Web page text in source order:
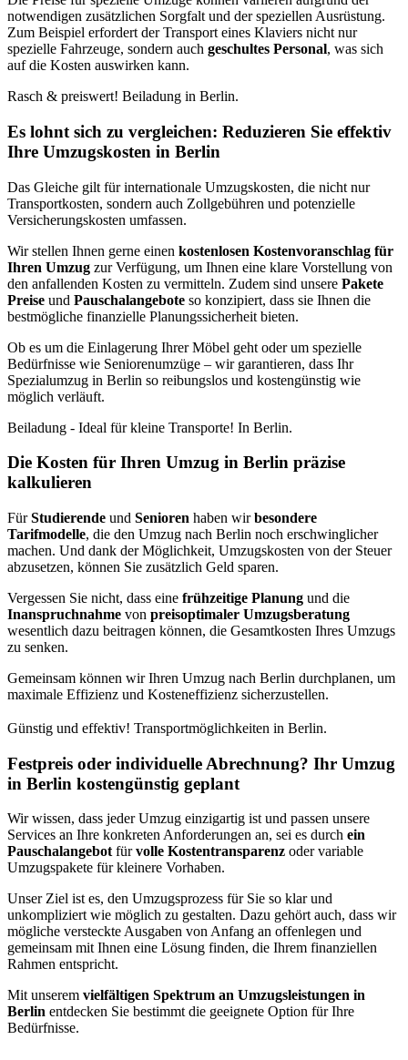
notwendigen zusätzlichen Sorgfalt und der speziellen Ausrüstung.
Zum Beispiel erfordert der Transport eines Klaviers nicht nur
spezielle Fahrzeuge, sondern auch geschultes Personal, was sich
auf die Kosten auswirken kann.
Rasch & preiswert! Beiladung in Berlin.
Es lohnt sich zu vergleichen: Reduzieren Sie effektiv
Ihre Umzugskosten in Berlin
Das Gleiche gilt für internationale Umzugskosten, die nicht nur
Transportkosten, sondern auch Zollgebühren und potenzielle
Versicherungskosten umfassen.
Wir stellen Ihnen gerne einen kostenlosen Kostenvoranschlag für
Ihren Umzug zur Verfügung, um Ihnen eine klare Vorstellung von
den anfallenden Kosten zu vermitteln. Zudem sind unsere Pakete
Preise und Pauschalangebote so konzipiert, dass sie Ihnen die
bestmögliche finanzielle Planungssicherheit bieten.
Ob es um die Einlagerung Ihrer Möbel geht oder um spezielle
Bedürfnisse wie Seniorenumzüge – wir garantieren, dass Ihr
Spezialumzug in Berlin so reibungslos und kostengünstig wie
möglich verläuft.
Beiladung - Ideal für kleine Transporte! In Berlin.
Die Kosten für Ihren Umzug in Berlin präzise
kalkulieren
FürStudierende und Senioren haben wirbesondere
Tarifmodelle, die den Umzug nach Berlin noch erschwinglicher
machen. Und dank der Möglichkeit, Umzugskosten von der Steuer
abzusetzen, können Sie zusätzlich Geld sparen.
Vergessen Sie nicht, dass eine frühzeitige Planung und die
Inanspruchnahme von preisoptimaler Umzugsberatung
wesentlich dazu beitragen können, die Gesamtkosten Ihres Umzugs
zu senken.
Gemeinsam können wir Ihren Umzug nach Berlin durchplanen, um
maximale Effizienz und Kosteneffizienz sicherzustellen.
Günstig und effektiv! Transportmöglichkeiten in Berlin.
Festpreis oder individuelle Abrechnung? Ihr Umzug
in Berlin kostengünstig geplant
Wir wissen, dass jeder Umzug einzigartig ist und passen unsere
Services an Ihre konkreten Anforderungen an, sei es durch ein
Pauschalangebot fürvolle Kostentransparenz oder variable
Umzugspakete für kleinere Vorhaben.
Unser Ziel ist es, den Umzugsprozess für Sie so klar und
unkompliziert wie möglich zu gestalten. Dazu gehört auch, dass wir
mögliche versteckte Ausgaben von Anfang an offenlegen und
gemeinsam mit Ihnen eine Lösung finden, die Ihrem finanziellen
Rahmen entspricht.
Mit unserem vielfältigen Spektrum an Umzugsleistungen in
Berlin entdecken Sie bestimmt die geeignete Option für Ihre
Bedürfnisse.